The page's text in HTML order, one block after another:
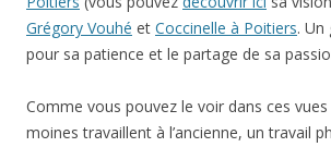
Grégory Vouhé et Coccinelle à Poitiers. Un
pour sa patience et le partage de sa
Comme vous pouvez le voir dans ces vues
moines travaillent à l’ancienne, un travail